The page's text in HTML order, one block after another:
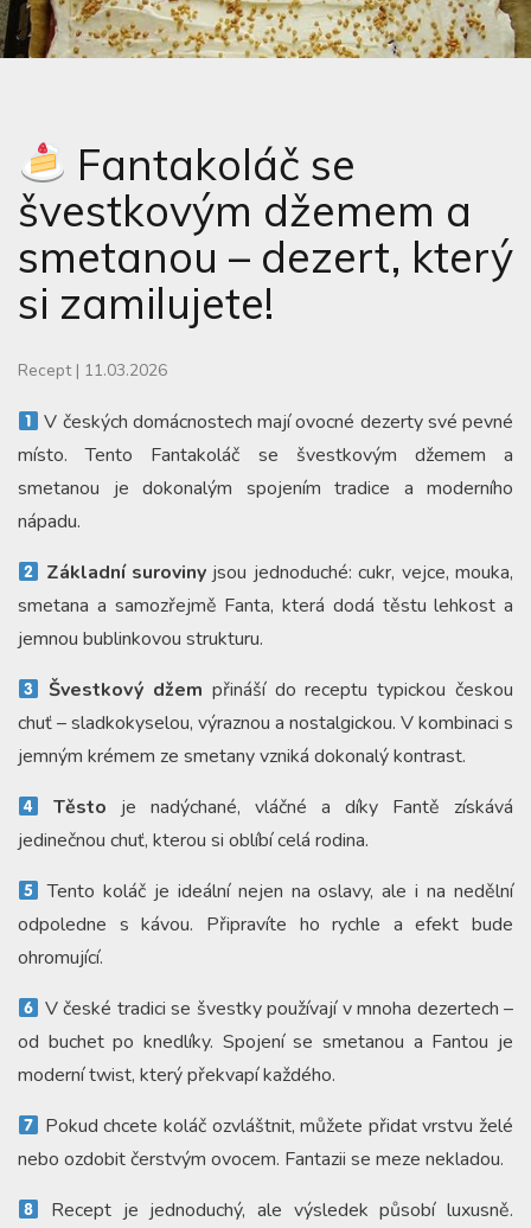
Fantakoláč se
švestkovým džemem a
smetanou – dezert, který
si zamilujete!
Recept | 11.03.2026
V českých domácnostech mají ovocné dezerty své pevné
místo. Tento Fantakoláč se švestkovým džemem a
smetanou je dokonalým spojením tradice a moderního
nápadu.
Základní suroviny jsou jednoduché: cukr, vejce, mouka,
smetana a samozřejmě Fanta, která dodá těstu lehkost a
jemnou bublinkovou strukturu.
Švestkový džem přináší do receptu typickou českou
chuť – sladkokyselou, výraznou a nostalgickou. V kombinaci s
jemným krémem ze smetany vzniká dokonalý kontrast.
Těsto je nadýchané, vláčné a díky Fantě získává
jedinečnou chuť, kterou si oblíbí celá rodina.
Tento koláč je ideální nejen na oslavy, ale i na nedělní
odpoledne s kávou. Připravíte ho rychle a efekt bude
ohromující.
V české tradici se švestky používají v mnoha dezertech –
od buchet po knedlíky. Spojení se smetanou a Fantou je
moderní twist, který překvapí každého.
Pokud chcete koláč ozvláštnit, můžete přidat vrstvu želé
nebo ozdobit čerstvým ovocem. Fantazii se meze nekladou.
Recept je jednoduchý, ale výsledek působí luxusně.